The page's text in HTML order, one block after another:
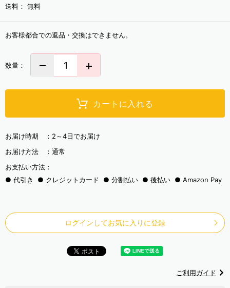
送料： 無料
お客様都合での返品・交換はできません。
数量：
カートに入れる
お届け時期 ： 2～4日でお届け
お届け方法 ： 通常
お支払い方法：
代引き
クレジットカード 分割払い 後払い Amazon Pay
ログインしてお気に入りに登録
ご利用ガイド